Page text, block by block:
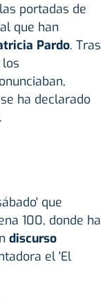
portadas de
que han
Pardo. Tras
ha declarado
que
100, donde ha
discurso
el 'El